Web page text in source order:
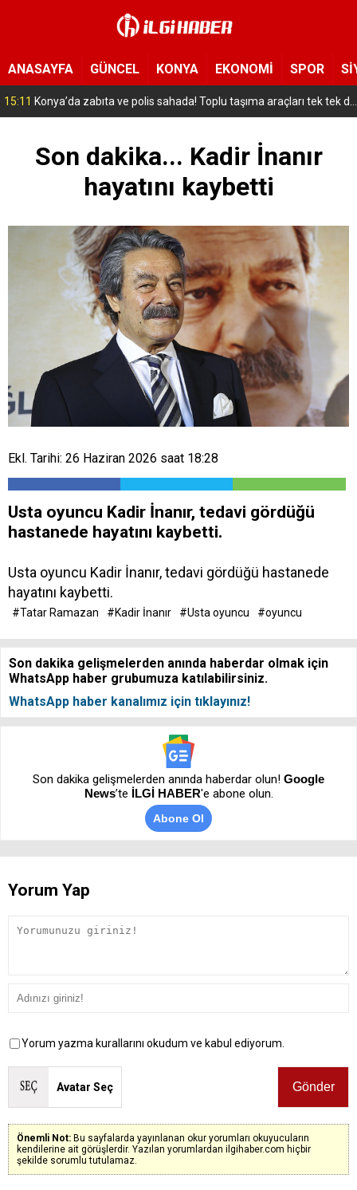
ANASAYFA GÜNCEL KONYA EKONOMİ SPOR
14:57 Konya’da eğlence mekanında çıkan kavgada 1 kişi öldü
Son dakika... Kadir İnanır
hayatını kaybetti
Ekl. Tarihi: 26 Haziran 2026 saat 18:28
Usta oyuncu Kadir İnanır, tedavi gördüğü
hastanede hayatını kaybetti.
Usta oyuncu Kadir İnanır, tedavi gördüğü hastanede
hayatını kaybetti.
#Tatar Ramazan #Kadir İnanır #Usta oyuncu #oyuncu
Son dakika gelişmelerden anında haberdar olmak için
WhatsApp haber grubumuza katılabilirsiniz.
WhatsApp haber kanalımız için tıklayınız!
Son dakika gelişmelerden anında haberdar olun! Google
News’te İLGİ HABER'e abone olun.
Abone Ol
Yorum Yap
Yorum yazma kurallarını okudum ve kabul ediyorum.
Avatar Seç
Önemli Not: Bu sayfalarda yayınlanan okur yorumları okuyucuların
kendilerine ait görüşlerdir. Yazılan yorumlardan ilgihaber.com hiçbir
şekilde sorumlu tutulamaz.